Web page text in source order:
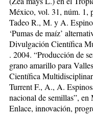
México, vol. 31, núm. 1,
Tadeo R., M. y A.
‘Pumas de maíz’
Divulgación Científica
. 2004. “Producción de
grano amarillo para
Cien­tífica
Turrent F., A., A.
nacional de semillas”,
Enlace, innovación,